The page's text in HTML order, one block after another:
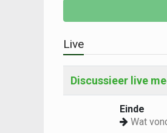
Live
Discussieer live
Einde
Wat